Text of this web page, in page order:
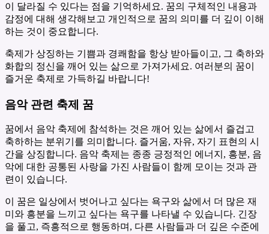
이 달라질 수 있다는 점을 기억하세요. 꿈의 구체적인 내용과
감정에 대해 생각해보고 개인적으로 꿈의 의미를 더 깊이 이해
하는 것이 중요합니다.
축제가 상징하는 기쁨과 경쾌함을 항상 받아들이고, 그 축하와
화합의 정신을 깨어 있는 삶으로 가져가세요. 여러분의 꿈이
즐거운 축제로 가득하길 바랍니다!
음악 관련 축제 꿈
꿈에서 음악 축제에 참석하는 것은 깨어 있는 삶에서 즐겁고
축하하는 분위기를 의미합니다. 즐거움, 자유, 자기 표현의 시
간을 상징합니다. 음악 축제는 종종 긍정적인 에너지, 흥분, 음
악에 대한 공통된 사랑을 가진 사람들이 함께 모이는 것과 관
련이 있습니다.
이 꿈은 일상에서 벗어나고 싶다는 욕구와 삶에서 더 많은 재
미와 흥분을 느끼고 싶다는 욕구를 나타낼 수 있습니다. 긴장
을 풀고, 즉흥적으로 행동하며, 다른 사람들과 더 깊은 수준에